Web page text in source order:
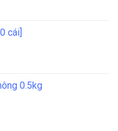
cái]
0.5kg